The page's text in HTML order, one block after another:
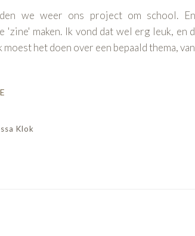
we weer ons project om school.
'zine' maken. Ik vond dat wel erg leuk,
moest het doen over een bepaald thema,
Klok